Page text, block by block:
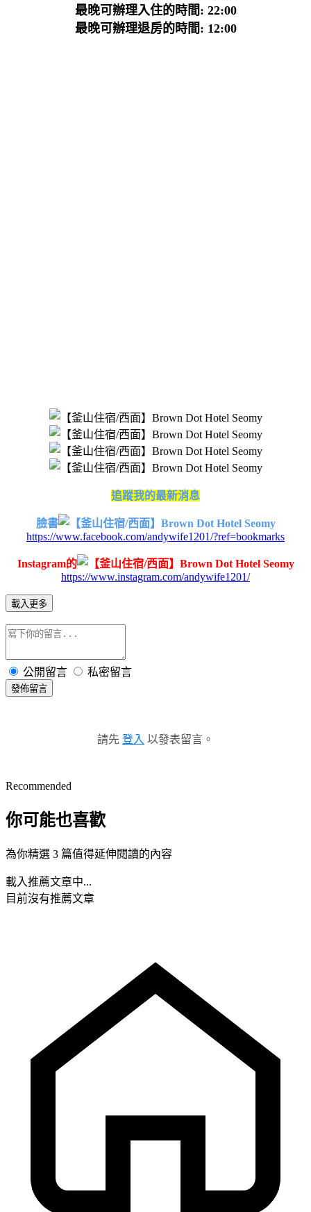
最晚可辦理入住的時間: 22:00
最晚可辦理退房的時間: 12:00
追蹤我的最新消息
臉書
https://www.facebook.com/andywife1201/?ref=bookmarks
Instagram的
https://www.instagram.com/andywife1201/
載入更多
公開留言 私密留言
發佈留言
請先 登入 以發表留言。
Recommended
你可能也喜歡
為你精選 3 篇值得延伸閱讀的內容
載入推薦文章中...
目前沒有推薦文章